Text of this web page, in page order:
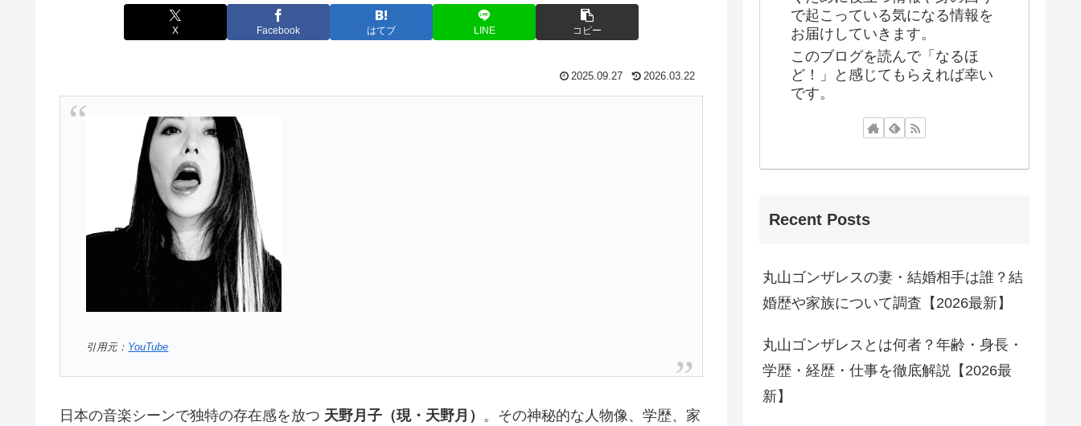
X Facebook はてブ LINE コピー
2025.09.27 2026.03.22
引用元： YouTube
日本の音楽シーンで独特の存在感を放つ 天野月子（現・天野月） 。その神秘的な人物像、学歴、家
で起こっている気になる情報を
お届けしていきます。
このブログを読んで「なるほ
ど！」と感じてもらえれば幸い
です。
Recent Posts
丸山ゴンザレスの妻・結婚相手は誰？結
婚歴や家族について調査【2026最新】
丸山ゴンザレスとは何者？年齢・身長・
学歴・経歴・仕事を徹底解説【2026最
新】